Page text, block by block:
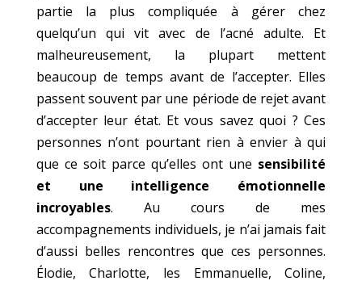
partie la plus compliquée à gérer chez
quelqu’un qui vit avec de l’acné adulte. Et
malheureusement, la plupart mettent
beaucoup de temps avant de l’accepter. Elles
passent souvent par une période de rejet avant
d’accepter leur état. Et vous savez quoi ? Ces
personnes n’ont pourtant rien à envier à qui
que ce soit parce qu’elles ont une sensibilité
et une intelligence émotionnelle
incroyables. Au cours de mes
accompagnements individuels, je n’ai jamais fait
d’aussi belles rencontres que ces personnes.
Élodie, Charlotte, les Emmanuelle, Coline,